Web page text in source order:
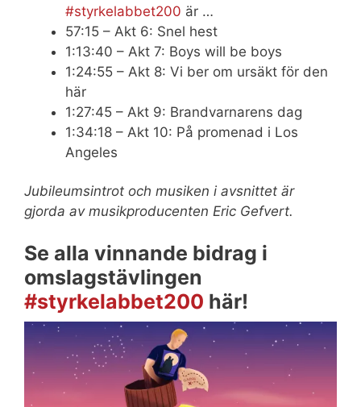
#styrkelabbet200 är …
57:15 – Akt 6: Snel hest
1:13:40 – Akt 7: Boys will be boys
1:24:55 – Akt 8: Vi ber om ursäkt för den
här
1:27:45 – Akt 9: Brandvarnarens dag
1:34:18 – Akt 10: På promenad i Los
Angeles
Jubileumsintrot och musiken i avsnittet är
gjorda av musikproducenten Eric Gefvert.
Se alla vinnande bidrag i
omslagstävlingen
#styrkelabbet200 här!